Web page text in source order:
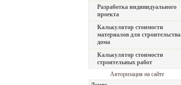
Разработка индивидуального
проекта
Калькулятор стоимости
материалов для строительства
дома
Калькулятор стоимости
строительных работ
Авторизация на сайте